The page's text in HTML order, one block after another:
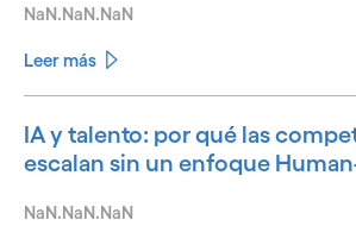
NaN.NaN.NaN
Leer más
IA y talento: por qué las
escalan sin un enfoque
NaN.NaN.NaN